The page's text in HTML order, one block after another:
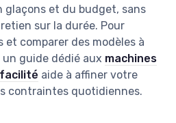
glaçons et du budget, sans
sur la durée. Pour
comparer des modèles à
guide dédié aux machines
aide à affiner votre
contraintes quotidiennes.